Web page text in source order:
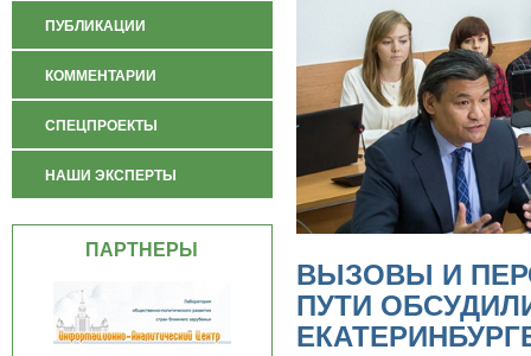
ПУБЛИКАЦИИ
КОММЕНТАРИИ
СПЕЦПРОЕКТЫ
НАШИ ЭКСПЕРТЫ
ПАРТНЕРЫ
ВЫЗОВЫ И
ПУТИ